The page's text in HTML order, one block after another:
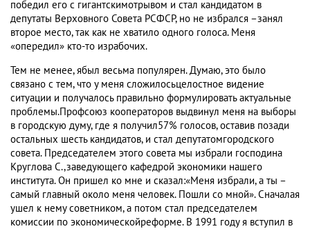
победил его с гигантскимотрывом и стал кандидатом в
депутаты Верховного Совета РСФСР, но не избрался –занял
второе место, так как не хватило одного голоса. Меня
«опередил» кто-то израбочих.
Тем не менее, ябыл весьма популярен. Думаю, это было
связано с тем, что у меня сложилосьцелостное видение
ситуации и получалось правильно формулировать актуальные
проблемы.Профсоюз кооператоров выдвинул меня на выборы
в городскую думу, где я получил57% голосов, оставив позади
остальных шесть кандидатов, и стал депутатомгородского
совета. Председателем этого совета мы избрали господина
Круглова С.,заведующего кафедрой экономики нашего
института. Он пришел ко мне и сказал:«Меня избрали, а ты –
самый главный около меня человек. Пошли со мной». Сначалая
ушел к нему советником, а потом стал председателем
комиссии по экономическойреформе. В 1991 году я вступил в